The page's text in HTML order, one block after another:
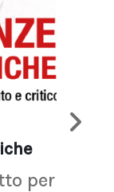
per